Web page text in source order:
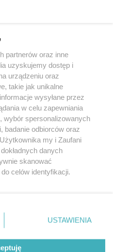
nie może być powielany i
w jakikolwiek sposób (w
na jakimkolwiek polu
z umieszczaniem w
praw. Jakiekolwiek użycie lub
w części z naruszeniem prawa,
pod groźbą kary i może być
ZPR Media
partnerów oraz inne
uzyskujemy dostęp i
urządzeniu oraz
takie jak unikalne
wysyłane przez
w celu zapewniania
wybór spersonalizowanych
badanie odbiorców oraz
my i Zaufani
danych
skanować
celów identyfikacji.
ustawień prywatności
rogu strony
nie wymagają zgody
sprzeciwić się takiemu
USTAWIENIA